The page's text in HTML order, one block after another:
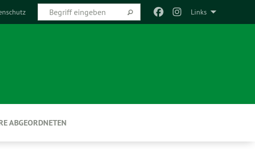
Links
ABGEORDNETEN